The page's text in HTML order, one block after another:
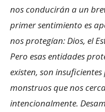
nos conducirán a un
primer sentimiento es
nos protegían: Dios, el
Pero esas entidades
existen, son
monstruos que nos
intencionalmente.